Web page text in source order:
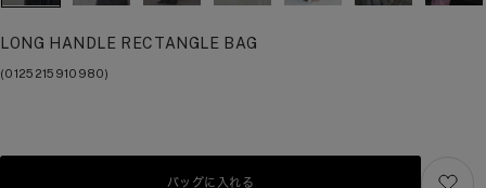
LONG HANDLE RECTANGLE BAG
(0125215910980)
バッグに入れる